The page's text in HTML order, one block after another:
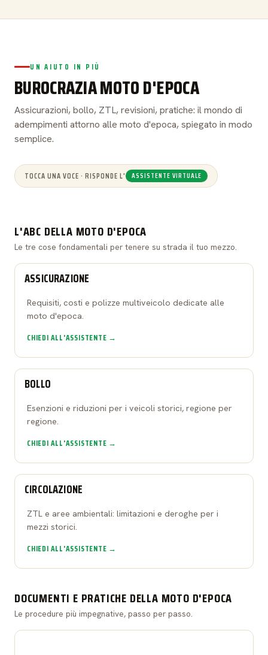
UN AIUTO IN PIÙ
BUROCRAZIA MOTO D'EPOCA
Assicurazioni, bollo, ZTL, revisioni, pratiche: il mondo di
adempimenti attorno alle moto d'epoca, spiegato in modo
semplice.
TOCCA UNA VOCE · RISPONDE L' ASSISTENTE VIRTUALE
L'ABC DELLA MOTO D'EPOCA
Le tre cose fondamentali per tenere su strada il tuo mezzo.
ASSICURAZIONE
Requisiti, costi e polizze multiveicolo dedicate alle
moto d'epoca.
CHIEDI ALL'ASSISTENTE →
BOLLO
Esenzioni e riduzioni per i veicoli storici, regione per
regione.
CHIEDI ALL'ASSISTENTE →
CIRCOLAZIONE
ZTL e aree ambientali: limitazioni e deroghe per i
mezzi storici.
CHIEDI ALL'ASSISTENTE →
DOCUMENTI E PRATICHE DELLA MOTO D'EPOCA
Le procedure più impegnative, passo per passo.